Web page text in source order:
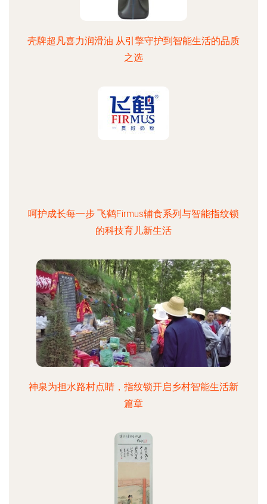
壳牌超凡喜力润滑油 从引擎守护到智能生活的品质
之选
呵护成长每一步 飞鹤Firmus辅食系列与智能指纹锁
的科技育儿新生活
神泉为担水路村点睛，指纹锁开启乡村智能生活新
篇章